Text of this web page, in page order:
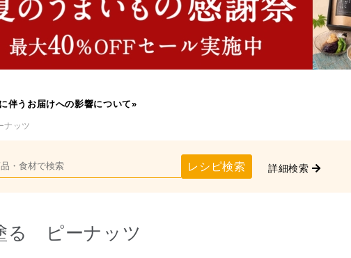
伴うお届けへの影響について»
ッツ
レシピ検索 詳細検索
る ピーナッツ